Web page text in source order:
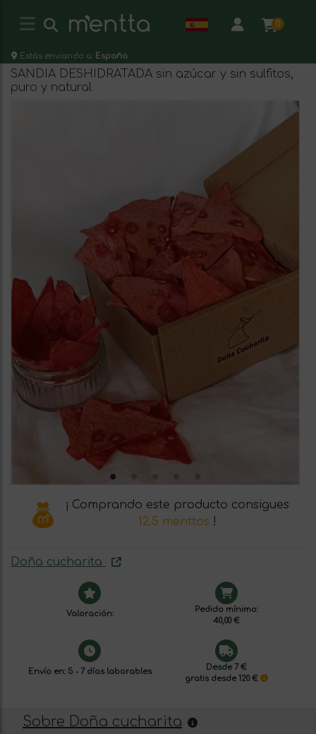
0
Estás enviando a: España
SANDIA DESHIDRATADA sin azúcar y sin sulfitos,
puro y natural
¡ Comprando este producto consigues
12.5 menttos !
Doña cucharita
Valoración:
Pedido mínimo:
40,00 €
Envío en: 5 - 7 días laborables
Desde 7 €
gratis desde 120 €
Sobre Doña cucharita